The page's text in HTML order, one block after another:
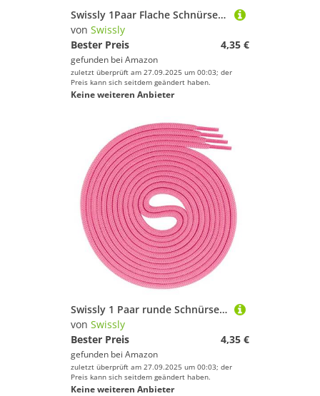
Swissly 1Paar Flache Schnürsenkel für Sneaker und Sportschuhe - sehr reißfest - ca. 7,0 mm breit aus 100% Polyester, Farbe: neon.pink Länge: 90cm
von Swissly
Bester Preis
4,35 €
gefunden bei Amazon
zuletzt überprüft am 27.09.2025 um 00:03; der
Preis kann sich seitdem geändert haben.
Keine weiteren Anbieter
Swissly 1 Paar runde Schnürsenkel, Rundsenkel für Business- und Lederschuhe, reißfester Allroundsenkel, ø 3mm Farbe neonpink Länge 70cm
von Swissly
Bester Preis
4,35 €
gefunden bei Amazon
zuletzt überprüft am 27.09.2025 um 00:03; der
Preis kann sich seitdem geändert haben.
Keine weiteren Anbieter